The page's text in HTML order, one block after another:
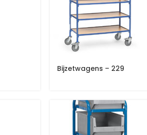
Bijzetwagens – 229